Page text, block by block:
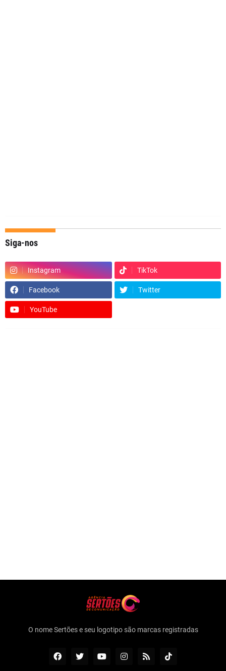
Siga-nos
Instagram TikTok
Facebook Twitter
YouTube
O nome Sertões e seu logotipo são marcas registradas